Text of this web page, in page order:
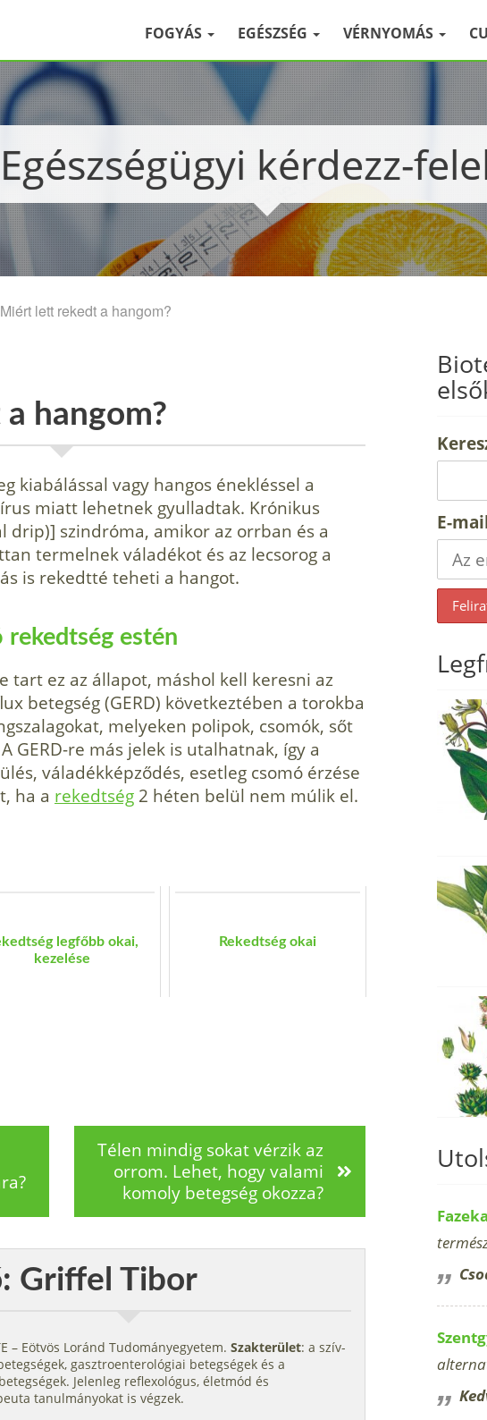
FOGYÁS EGÉSZSÉG VÉRNYOMÁS
Egészségügyi kérdezz-
Miért lett rekedt a hangom?
hangom?
kiabálással vagy hangos énekléssel a
miatt lehetnek gyulladtak. Krónikus
drip)] szindróma, amikor az orrban és a
termelnek váladékot és az lecsorog a
is rekedtté teheti a hangot.
estén
tart ez az állapot, máshol kell keresni az
betegség (GERD) következtében a torokba
melyeken polipok, csomók, sőt
GERD-re más jelek is utalhatnak, így a
váladékképződés, esetleg csomó érzése
ha a rekedtség 2 héten belül nem múlik el.
legfőbb okai,
kezelése
Rekedtség okai
Télen mindig sokat vérzik az
orrom. Lehet, hogy valami
komoly betegség okozza?
Griffel Tibor
– Eötvös Loránd Tudományegyetem. Szakterület: a szív-
gasztroenterológiai betegségek és a
Jelenleg reflexológus, életmód és
tanulmányokat is végzek.
E-